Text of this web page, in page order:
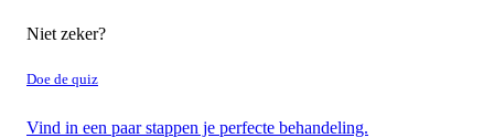
Niet zeker?
Doe de quiz
Vind in een paar stappen je perfecte behandeling.